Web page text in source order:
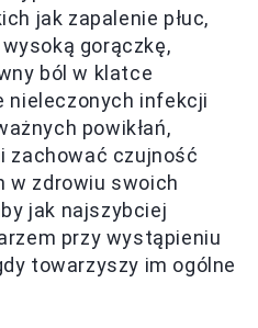
jak zapalenie płuc,
gorączkę,
ból w klatce
nieleczonych infekcji
powikłań,
zachować czujność
w zdrowiu swoich
jak najszybciej
przy wystąpieniu
towarzyszy im ogólne